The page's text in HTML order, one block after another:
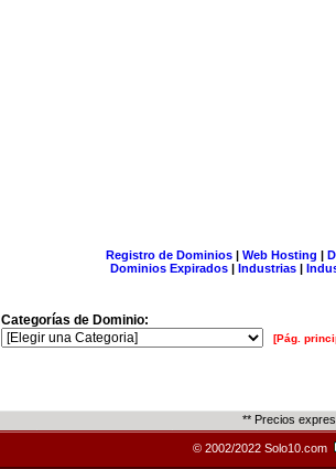
Registro de Dominios| Web Hosting |
Dominios Expirados | Industrias |
Categorías de Dominio:
[Pág.
** Precios
© 2002/2022 Solo10.com